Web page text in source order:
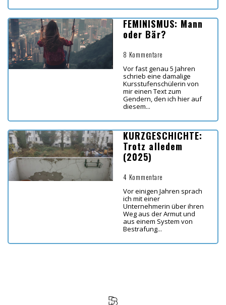
FEMINISMUS: Mann
oder Bär?
8 Kommentare
Vor fast genau 5 Jahren
schrieb eine damalige
Kursstufenschülerin von
mir einen Text zum
Gendern, den ich hier auf
diesem...
KURZGESCHICHTE:
Trotz alledem
(2025)
4 Kommentare
Vor einigen Jahren sprach
ich mit einer
Unternehmerin über ihren
Weg aus der Armut und
aus einem System von
Bestrafung...